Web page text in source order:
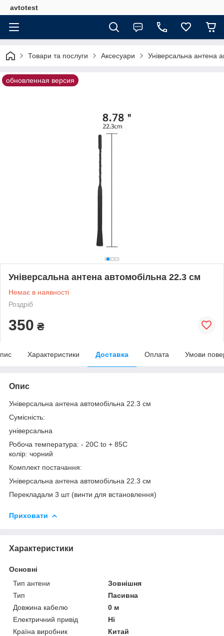
avtotest
Товари та послуги Аксесуари Універсальна антена
обновленная версия
Універсальна антена автомобільна 22.3 см
Немає в наявності
Роздріб
350 ₴
Характеристики Доставка Оплата Умови
Опис
Універсальна антена автомобільна 22.3 см
Сумісність:
універсальна
Робоча температура: - 20C to + 85C
колір: чорний
Комплект постачання:
Універсальна антена автомобільна 22.3 см
Перекладали 3 шт (винти для встановлення)
Приховати
Характеристики
Основні
Тип антени
Зовнішня
Тип
Пасивна
Довжина кабелю
0 м
Електричний привід
Ні
Країна виробник
Китай